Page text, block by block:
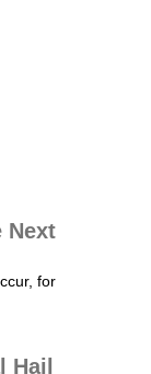
Next
for
Hail